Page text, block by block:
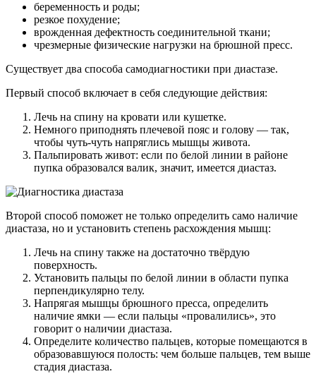
беременность и роды;
резкое похудение;
врожденная дефектность соединительной ткани;
чрезмерные физические нагрузки на брюшной пресс.
Существует два способа самодиагностики при диастазе.
Первый способ включает в себя следующие действия:
Лечь на спину на кровати или кушетке.
Немного приподнять плечевой пояс и голову — так,
чтобы чуть-чуть напряглись мышцы живота.
Пальпировать живот: если по белой линии в районе
пупка образовался валик, значит, имеется диастаз.
Второй способ поможет не только определить само наличие
диастаза, но и установить степень расхождения мышц:
Лечь на спину также на достаточно твёрдую
поверхность.
Установить пальцы по белой линии в области пупка
перпендикулярно телу.
Напрягая мышцы брюшного пресса, определить
наличие ямки — если пальцы «провалились», это
говорит о наличии диастаза.
Определите количество пальцев, которые помещаются в
образовавшуюся полость: чем больше пальцев, тем выше
стадия диастаза.